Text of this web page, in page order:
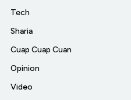
Tech
Sharia
Cuap Cuap Cuan
Opinion
Video